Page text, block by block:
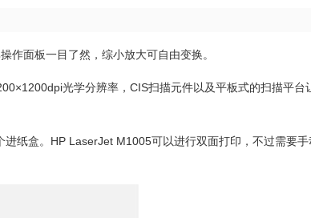
作面板一目了然，综小放大可自由变换。
光学分辨率，CIS扫描元件以及平板式的扫描平台
纸盒。HP LaserJet M1005可以进行双面打印，不过需要手